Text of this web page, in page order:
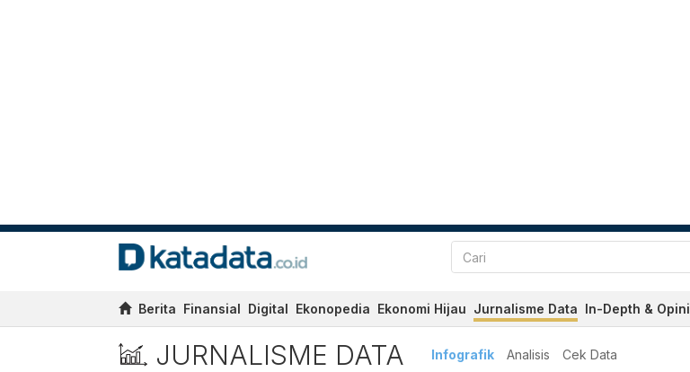
Berita Finansial Digital Ekonopedia Ekonomi Hijau Jurnalisme Data In-Depth & Opini
JURNALISME DATA Infografik Analisis Cek Data